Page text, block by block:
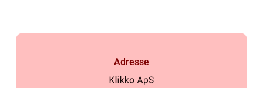
Adresse